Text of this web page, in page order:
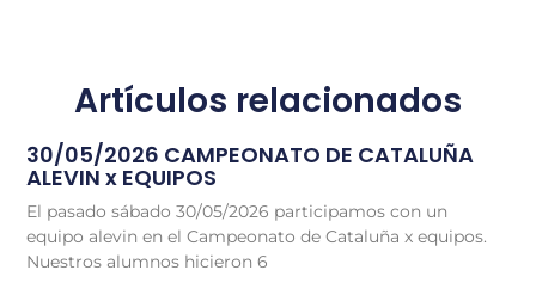
Artículos relacionados
30/05/2026 CAMPEONATO DE CATALUÑA
ALEVIN x EQUIPOS
El pasado sábado 30/05/2026 participamos con un
equipo alevin en el Campeonato de Cataluña x equipos.
Nuestros alumnos hicieron 6